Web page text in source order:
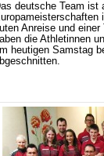
deutsche Team ist
Anreise und
die Athletinnen
heutigen Samstag